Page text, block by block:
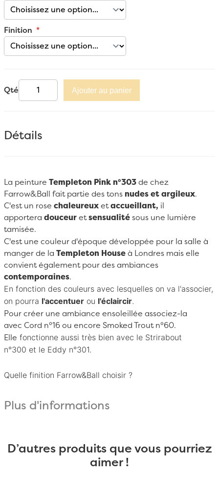
Finition
Qté Ajouter au panier
Détails
La peinture Templeton Pink n°303 de chez
Farrow&Ball fait partie des tons nudes et argileux.
C'est un rose chaleureux etaccueillant, il
apportera douceur etsensualité sous une lumière
tamisée.
C'est une couleur d'époque développée pour la salle à
manger de la Templeton House à Londres mais elle
convient également pour des ambiances
contemporaines.
En fonction des couleurs avec lesquelles on va l'associer,
on pourra l'accentuer ou l'éclaircir.
Pour créer une ambiance ensoleillée associez-la
avec Cord n°16 ou encore Smoked Trout n°60.
Elle fonctionne aussi très bien avec le Strirabout
n°300 et le Eddy n°301.
Quelle finition Farrow&Ball choisir ?
Plus d'informations
D’autres produits que vous pourriez
aimer !